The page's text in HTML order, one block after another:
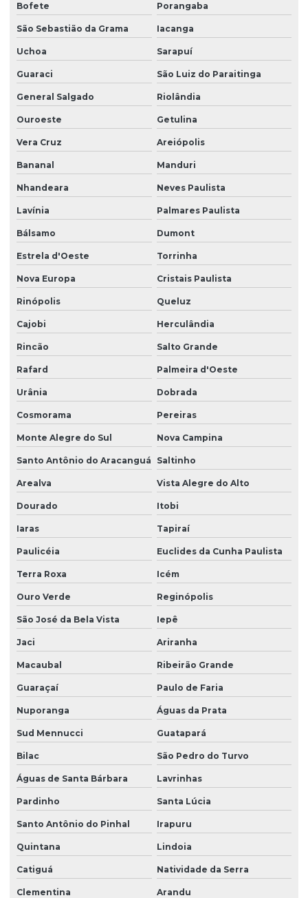
Bofete Porangaba
São Sebastião da Grama Iacanga
Uchoa Sarapuí
Guaraci São Luiz do Paraitinga
General Salgado Riolândia
Ouroeste Getulina
Vera Cruz Areiópolis
Bananal Manduri
Nhandeara Neves Paulista
Lavínia Palmares Paulista
Bálsamo Dumont
Estrela d'Oeste Torrinha
Nova Europa Cristais Paulista
Rinópolis Queluz
Cajobi Herculândia
Rincão Salto Grande
Rafard Palmeira d'Oeste
Urânia Dobrada
Cosmorama Pereiras
Monte Alegre do Sul Nova Campina
Santo Antônio do Aracanguá Saltinho
Arealva Vista Alegre do Alto
Dourado Itobi
Iaras Tapiraí
Paulicéia Euclides da Cunha Paulista
Terra Roxa Icém
Ouro Verde Reginópolis
São José da Bela Vista Iepê
Jaci Ariranha
Macaubal Ribeirão Grande
Guaraçaí Paulo de Faria
Nuporanga Águas da Prata
Sud Mennucci Guatapará
Bilac São Pedro do Turvo
Águas de Santa Bárbara Lavrinhas
Pardinho Santa Lúcia
Santo Antônio do Pinhal Irapuru
Quintana Lindoia
Catiguá Natividade da Serra
Clementina Arandu